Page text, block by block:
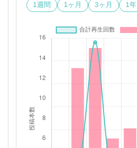
1週間 1ヶ月 3ヶ月 1年